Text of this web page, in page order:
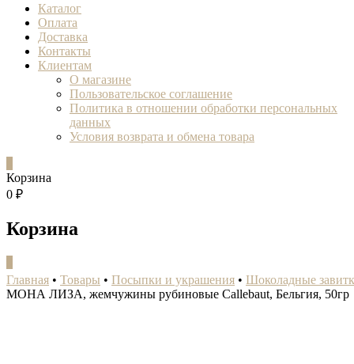
Каталог
Оплата
Доставка
Контакты
Клиентам
О магазине
Пользовательское соглашение
Политика в отношении обработки персональных
данных
Условия возврата и обмена товара
Корзина
0 ₽
Корзина
Главная • Товары • Посыпки и украшения • Шоколадные
МОНА ЛИЗА, жемчужины рубиновые Callebaut, Бельгия, 50гр